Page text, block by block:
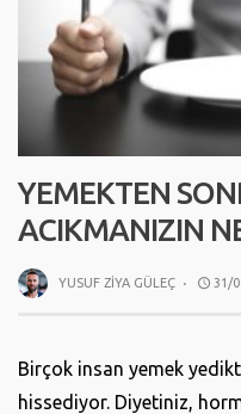
YEMEKTEN
ACIKMANIZIN
YUSUF ZIYA GÜLEÇ · 31/
Birçok insan yemek
hissediyor. Diyetiniz,